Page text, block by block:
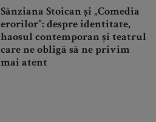
Sânziana Stoican și „Comedia
erorilor”: despre identitate,
haosul contemporan și teatrul
care ne obligă să ne privim
mai atent